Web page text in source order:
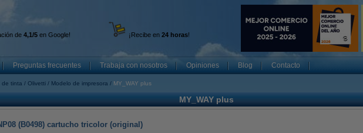
de 4,1/5 en Google! ¡Recibe en 24 horas!
Preguntas frecuentes Trabaja con nosotros Opiniones Blog Contacto
de tinta Olivetti Modelo de impresora MY_WAY plus
MY_WAY plus
(B0498) cartucho tricolor (original)